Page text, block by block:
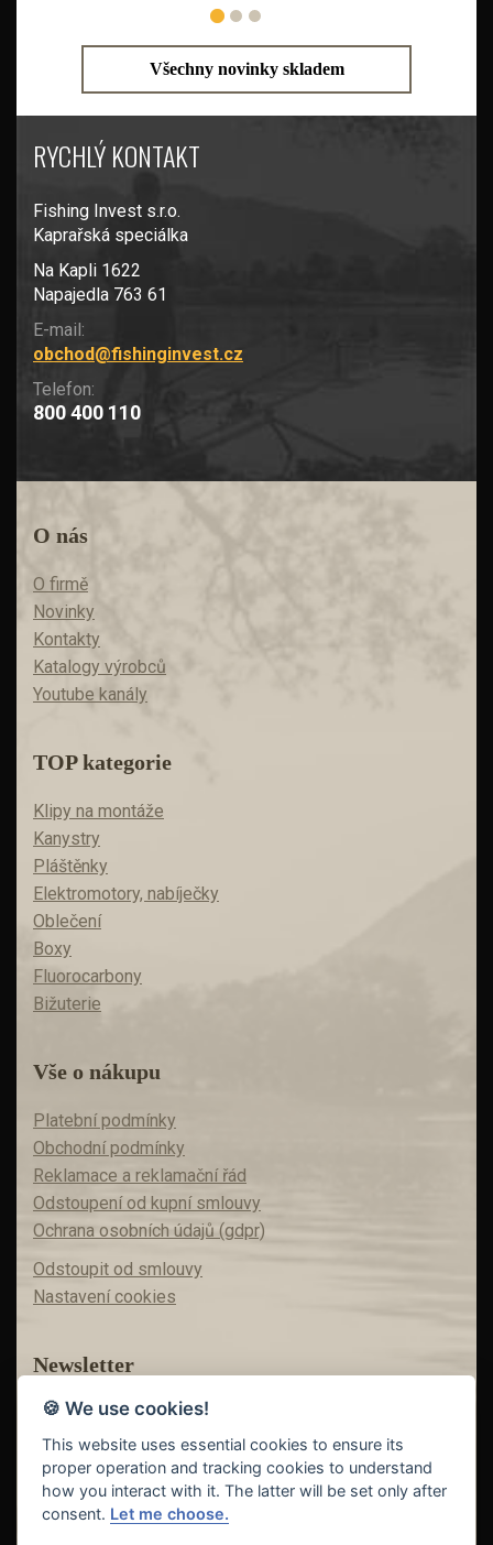
Všechny novinky skladem
RYCHLÝ KONTAKT
Fishing Invest s.r.o.
Kaprařská speciálka
Na Kapli 1622
Napajedla 763 61
E-mail:
obchod@fishinginvest.cz
Telefon:
800 400 110
O nás
O firmě
Novinky
Kontakty
Katalogy výrobců
Youtube kanály
TOP kategorie
Klipy na montáže
Kanystry
Pláštěnky
Elektromotory, nabíječky
Oblečení
Boxy
Fluorocarbony
Bižuterie
Vše o nákupu
Platební podmínky
Obchodní podmínky
Reklamace a reklamační řád
Odstoupení od kupní smlouvy
Ochrana osobních údajů (gdpr)
Odstoupit od smlouvy
Nastavení cookies
Newsletter
Máte zájem o akční nabídky?
Teď už vám nic neunikne!
🍪 We use cookies!
This website uses essential cookies to ensure its
proper operation and tracking cookies to understand
how you interact with it. The latter will be set only after
consent. Let me choose.